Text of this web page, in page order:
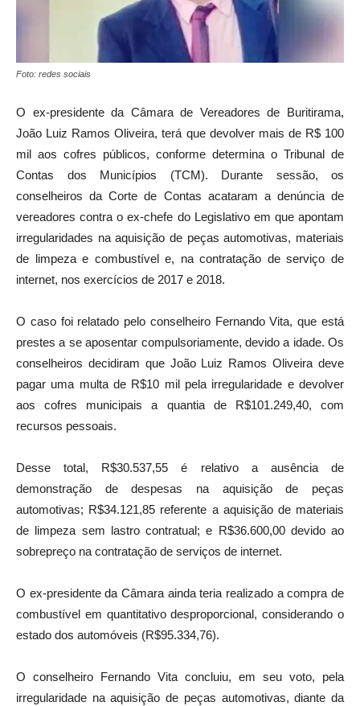
Foto: redes sociais
O ex-presidente da Câmara de Vereadores de Buritirama,
João Luiz Ramos Oliveira, terá que devolver mais de R$ 100
mil aos cofres públicos, conforme determina o Tribunal de
Contas dos Municípios (TCM). Durante sessão, os
conselheiros da Corte de Contas acataram a denúncia de
vereadores contra o ex-chefe do Legislativo em que apontam
irregularidades na aquisição de peças automotivas, materiais
de limpeza e combustível e, na contratação de serviço de
internet, nos exercícios de 2017 e 2018.
O caso foi relatado pelo conselheiro Fernando Vita, que está
prestes a se aposentar compulsoriamente, devido a idade. Os
conselheiros decidiram que João Luiz Ramos Oliveira deve
pagar uma multa de R$10 mil pela irregularidade e devolver
aos cofres municipais a quantia de R$101.249,40, com
recursos pessoais.
Desse total, R$30.537,55 é relativo a ausência de
demonstração de despesas na aquisição de peças
automotivas; R$34.121,85 referente a aquisição de materiais
de limpeza sem lastro contratual; e R$36.600,00 devido ao
sobrepreço na contratação de serviços de internet.
O ex-presidente da Câmara ainda teria realizado a compra de
combustível em quantitativo desproporcional, considerando o
estado dos automóveis (R$95.334,76).
O conselheiro Fernando Vita concluiu, em seu voto, pela
irregularidade na aquisição de peças automotivas, diante da